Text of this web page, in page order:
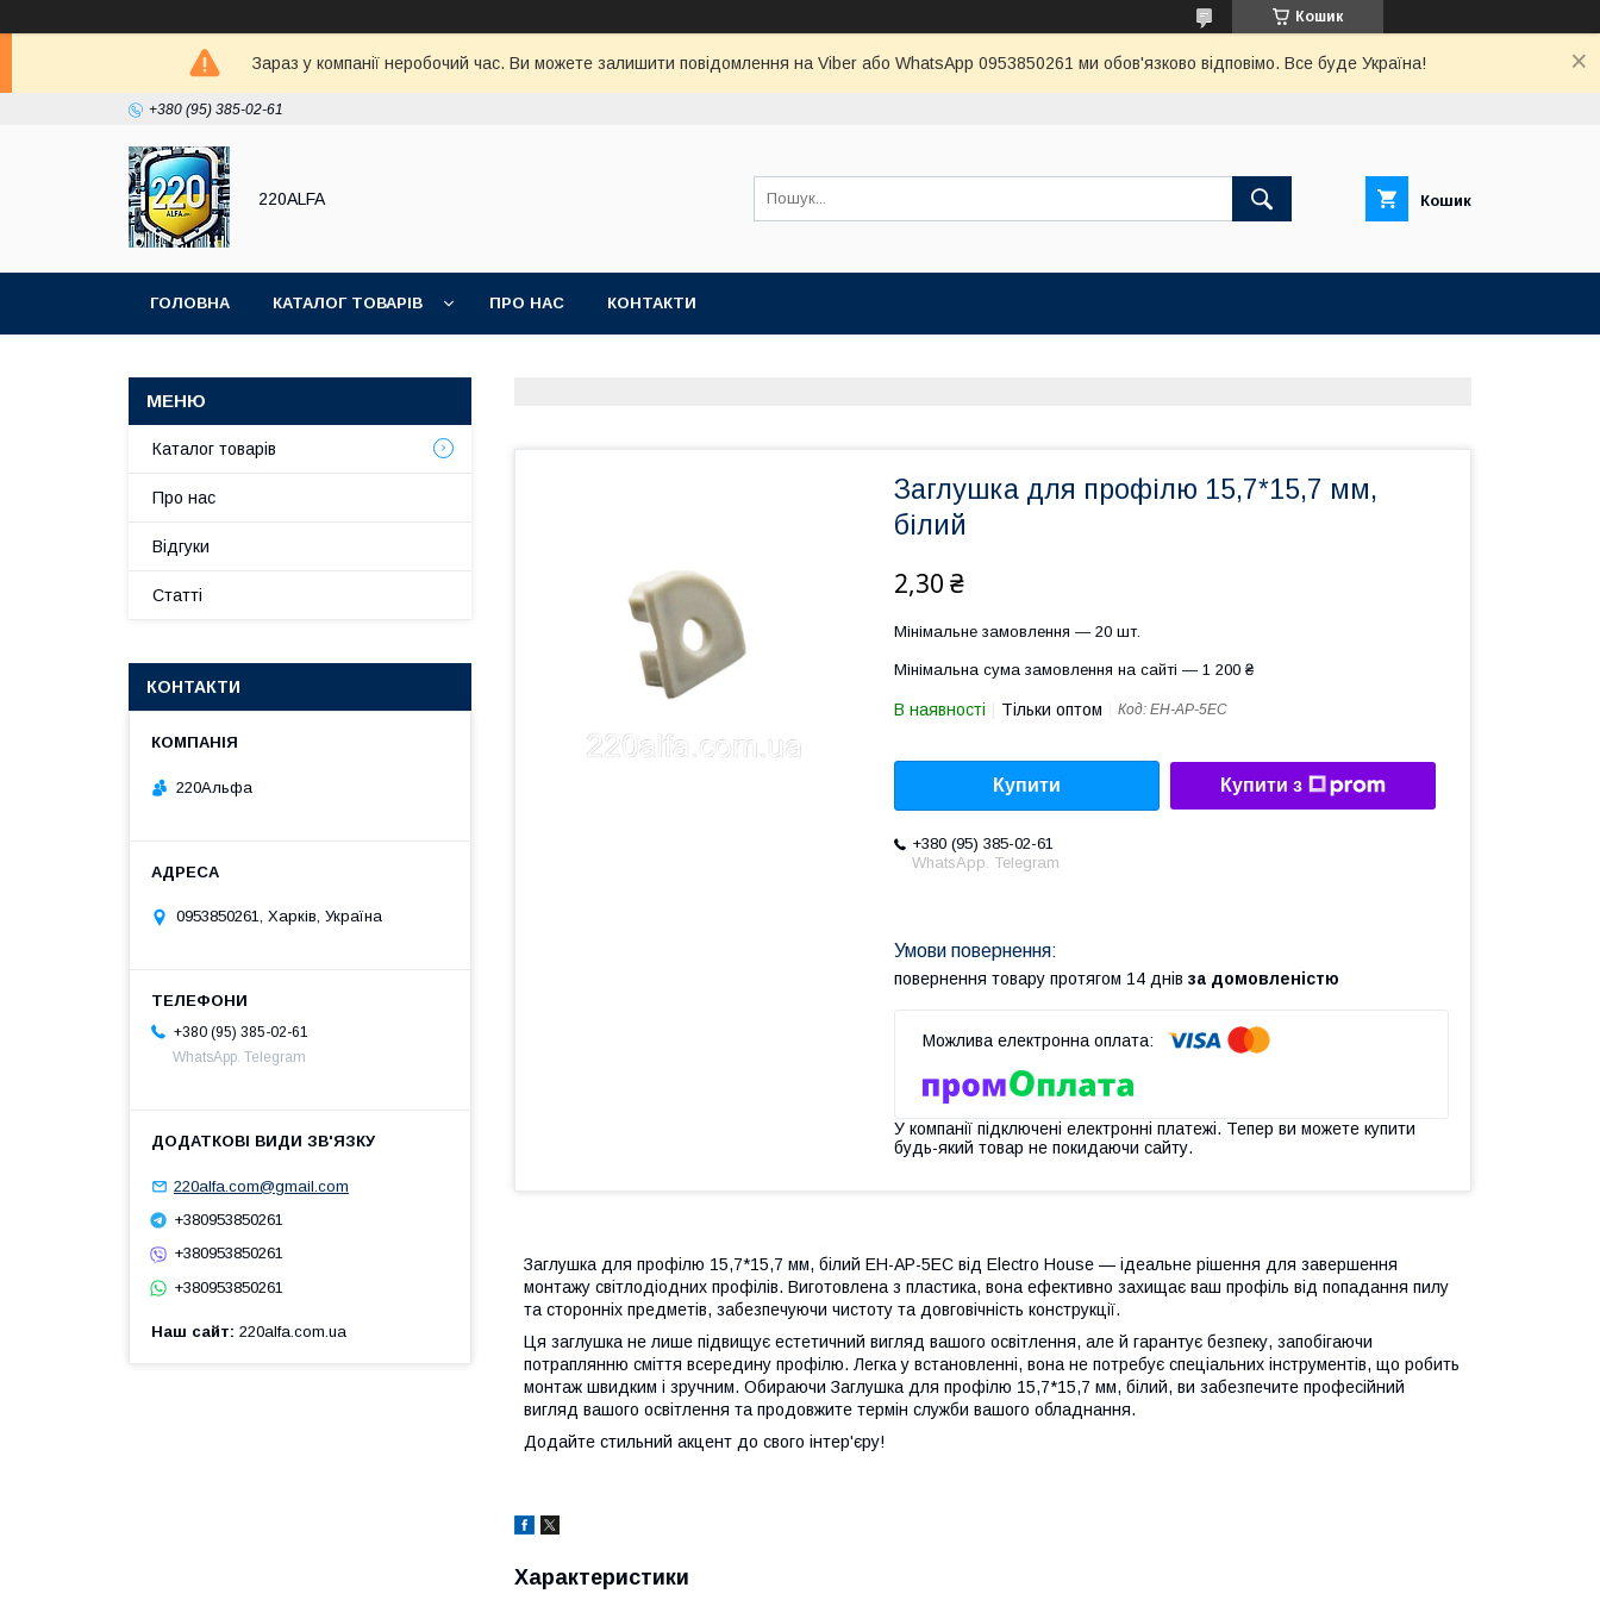
Кошик
Зараз у компанії неробочий час. Ви можете залишити повідомлення на Viber або WhatsApp 0953850261 ми обов'язково відповімо. Все буде Україна!
+380 (95) 385-02-61
220ALFA Кошик
ГОЛОВНА КАТАЛОГ ТОВАРІВ ПРО НАС КОНТАКТИ
Заглушка для профілю 15,7*15,7 мм,
білий
2,30 ₴
Мінімальне замовлення — 20 шт.
Мінімальна сума замовлення на сайті — 1 200 ₴
В наявності Тільки оптом Код: EH-AP-5EC
Купити Купити з
+380 (95) 385-02-61
WhatsApp. Telegram
повернення товару протягом 14 днів за домовленістю
У компанії підключені електронні платежі. Тепер ви можете купити
будь-який товар не покидаючи сайту.
Заглушка для профілю 15,7*15,7 мм, білий EH-AP-5EC від Electro House — ідеальне рішення для завершення
монтажу світлодіодних профілів. Виготовлена з пластика, вона ефективно захищає ваш профіль від попадання пилу
та сторонніх предметів, забезпечуючи чистоту та довговічність конструкції.
Ця заглушка не лише підвищує естетичний вигляд вашого освітлення, але й гарантує безпеку, запобігаючи
потраплянню сміття всередину профілю. Легка у встановленні, вона не потребує спеціальних інструментів, що робить
монтаж швидким і зручним. Обираючи Заглушка для профілю 15,7*15,7 мм, білий, ви забезпечите професійний
вигляд вашого освітлення та продовжите термін служби вашого обладнання.
Додайте стильний акцент до свого інтер'єру!
Характеристики
Каталог товарів
Про нас
Відгуки
Статті
КОНТАКТИ
220Альфа
0953850261, Харків, Україна
+380 (95) 385-02-61
WhatsApp. Telegram
220alfa.com@gmail.com
+380953850261
+380953850261
+380953850261
Наш сайт 220alfa.com.ua